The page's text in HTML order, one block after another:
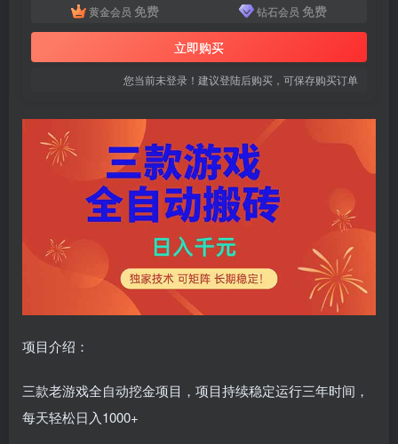
黄金会员 免费 钻石会员 免费
立即购买
您当前未登录！建议登陆后购买，可保存购买订单
项目介绍：
三款老游戏全自动挖金项目，项目持续稳定运行三年时间，
每天轻松日入1000+